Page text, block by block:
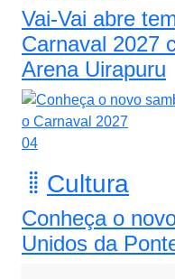
Vai-Vai abre
Carnaval 2027
Arena Uirapuru
04
Cultura
Conheça o
Unidos da